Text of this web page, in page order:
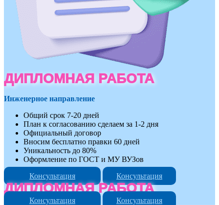
ДИПЛОМНАЯ РАБОТА
Инженерное направление
Общий срок 7-20 дней
План к согласованию сделаем за 1-2 дня
Официальный договор
Вносим бесплатно правки 60 дней
Уникальность до 80%
Оформление по ГОСТ и МУ ВУЗов
Консультация
Консультация
ДИПЛОМНАЯ РАБОТА
Консультация Консультация